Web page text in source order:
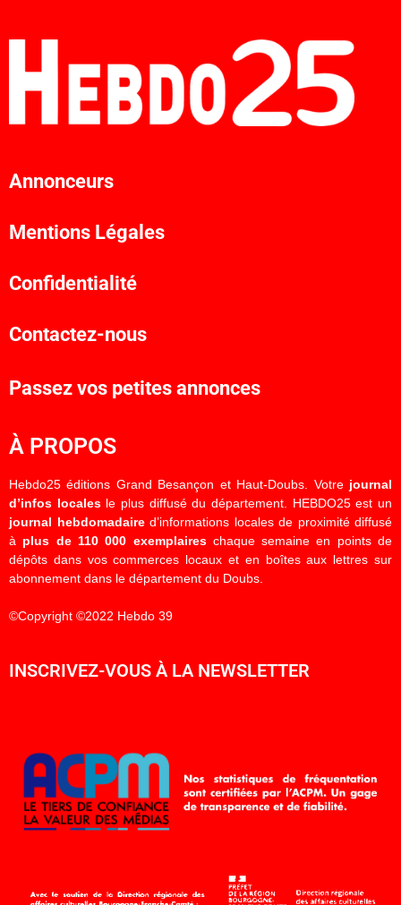
Annonceurs
Mentions Légales
Confidentialité
Contactez-nous
Passez vos petites annonces
À PROPOS
Hebdo25 éditions Grand Besançon et Haut-Doubs. Votre journal
d’infos localesle plus diffusé du département. HEBDO25 est un
journal hebdomadaired’informations locales de proximité diffusé
à plus de 110 000 exemplaireschaque semaine en points de
dépôts dans vos commerces locaux et en boîtes aux lettres sur
abonnement dans le département du Doubs.
©Copyright ©2022 Hebdo 39
INSCRIVEZ-VOUS À LA NEWSLETTER